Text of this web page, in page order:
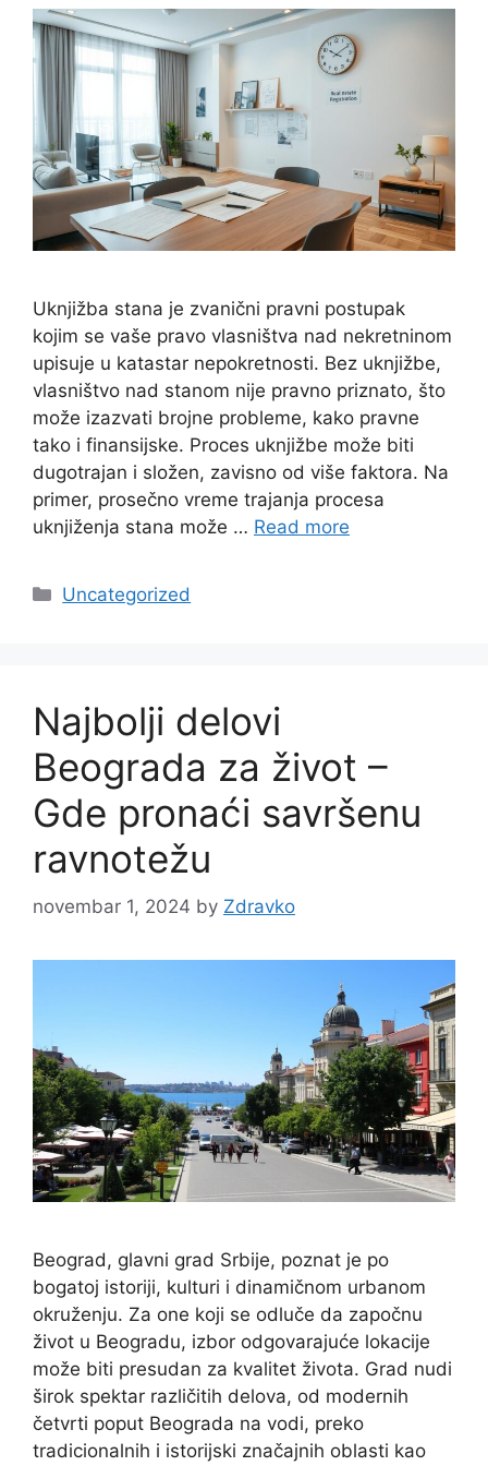
Uknjižba stana je zvanični pravni postupak
kojim se vaše pravo vlasništva nad nekretninom
upisuje u katastar nepokretnosti. Bez uknjižbe,
vlasništvo nad stanom nije pravno priznato, što
može izazvati brojne probleme, kako pravne
tako i finansijske. Proces uknjižbe može biti
dugotrajan i složen, zavisno od više faktora. Na
primer, prosečno vreme trajanja procesa
uknjiženja stana može … Read more
Categories
Uncategorized
Najbolji delovi
Beograda za život –
Gde pronaći savršenu
ravnotežu
novembar 1, 2024 by Zdravko
Beograd, glavni grad Srbije, poznat je po
bogatoj istoriji, kulturi i dinamičnom urbanom
okruženju. Za one koji se odluče da započnu
život u Beogradu, izbor odgovarajuće lokacije
može biti presudan za kvalitet života. Grad nudi
širok spektar različitih delova, od modernih
četvrti poput Beograda na vodi, preko
tradicionalnih i istorijski značajnih oblasti kao